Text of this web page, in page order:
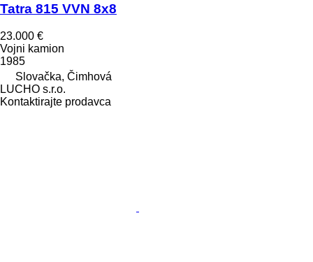
Tatra 815 VVN 8x8
23.000 €
Vojni kamion
1985
Slovačka, Čimhová
LUCHO s.r.o.
Kontaktirajte prodavca